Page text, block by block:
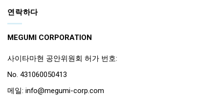
연락하다
MEGUMI CORPORATION
사이타마현 공안위원회 허가 번호:
No. 431060050413
메일: info@megumi-corp.com